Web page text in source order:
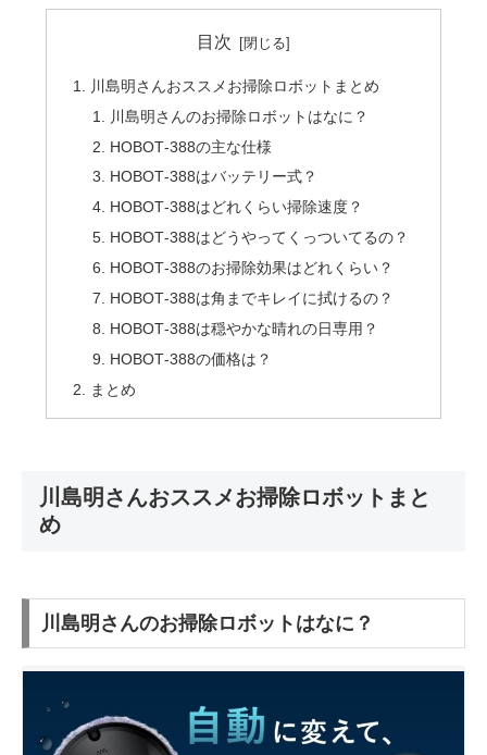
目次
川島明さんおススメお掃除ロボットまとめ
川島明さんのお掃除ロボットはなに？
HOBOT‐388の主な仕様
HOBOT‐388はバッテリー式？
HOBOT‐388はどれくらい掃除速度？
HOBOT‐388はどうやってくっついてるの？
HOBOT‐388のお掃除効果はどれくらい？
HOBOT‐388は角までキレイに拭けるの？
HOBOT‐388は穏やかな晴れの日専用？
HOBOT‐388の価格は？
まとめ
川島明さんおススメお掃除ロボットまと
め
川島明さんのお掃除ロボットはなに？